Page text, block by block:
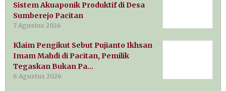
Sistem Akuaponik Produktif di Desa
Sumberejo Pacitan
7 Agustus 2026
Klaim Pengikut Sebut Pujianto Ikhsan
Imam Mahdi di Pacitan, Pemilik
Tegaskan Bukan Pa…
6 Agustus 2026